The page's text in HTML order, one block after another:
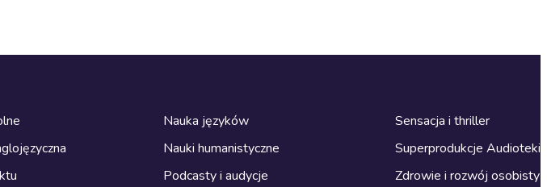
Nauka języków
Nauki humanistyczne
Podcasty i audycje
Sensacja i thriller
Superprodukcje Audioteki
Zdrowie i rozwój osobisty